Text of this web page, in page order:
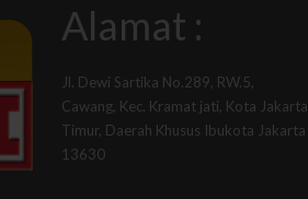
Alamat :
Jl. Dewi Sartika No.289, RW.5,
Cawang, Kec. Kramat jati, Kota Jakarta
Timur, Daerah Khusus Ibukota Jakarta
13630